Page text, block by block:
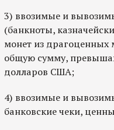
3) ввозимые и
(банкноты,
монет из драгоценных
общую сумму,
долларов США;
4) ввозимые и
банковские чеки,